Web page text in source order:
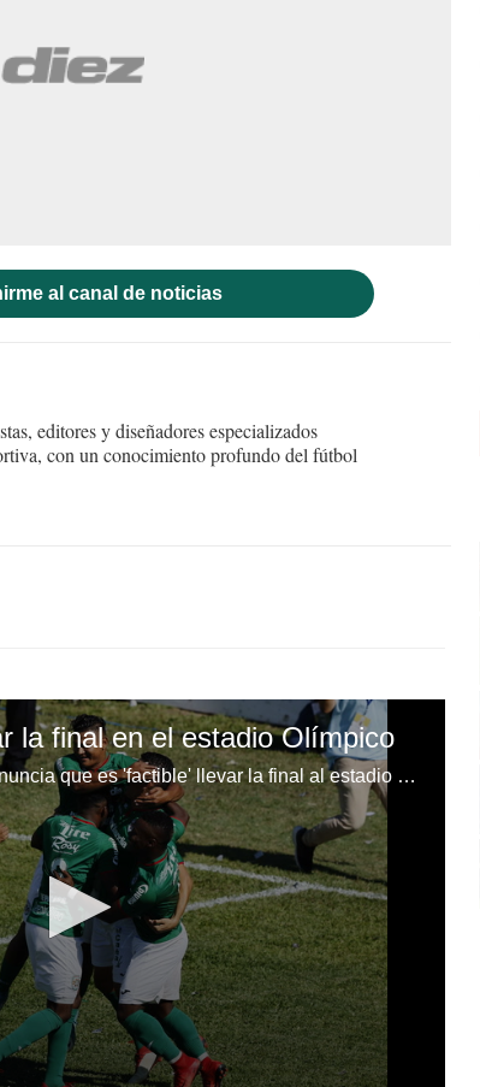
al canal de noticias
editores y diseñadores especializados
con un conocimiento profundo del fútbol
la final en el estadio Olímpico
La junta directiva de Marathón anuncia que es 'factible' llevar la final al estadio Olímpico